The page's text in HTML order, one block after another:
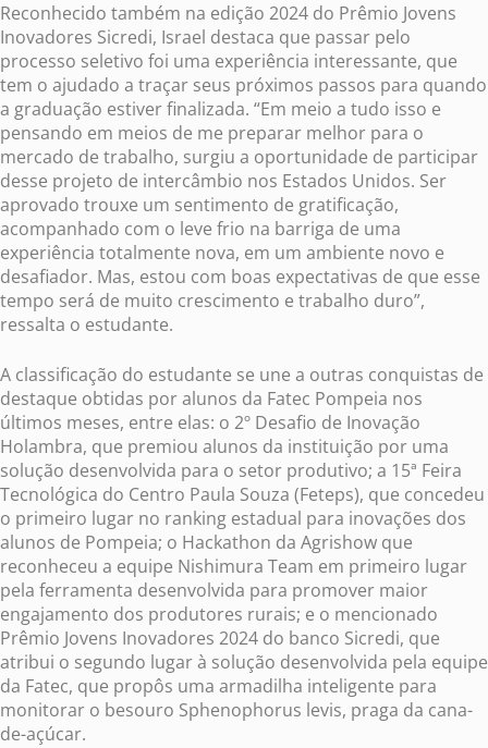
Reconhecido também na edição 2024 do Prêmio Jovens
Inovadores Sicredi, Israel destaca que passar pelo
processo seletivo foi uma experiência interessante, que
tem o ajudado a traçar seus próximos passos para quando
a graduação estiver finalizada. “Em meio a tudo isso e
pensando em meios de me preparar melhor para o
mercado de trabalho, surgiu a oportunidade de participar
desse projeto de intercâmbio nos Estados Unidos. Ser
aprovado trouxe um sentimento de gratificação,
acompanhado com o leve frio na barriga de uma
experiência totalmente nova, em um ambiente novo e
desafiador. Mas, estou com boas expectativas de que esse
tempo será de muito crescimento e trabalho duro”,
ressalta o estudante.
A classificação do estudante se une a outras conquistas de
destaque obtidas por alunos da Fatec Pompeia nos
últimos meses, entre elas: o 2º Desafio de Inovação
Holambra, que premiou alunos da instituição por uma
solução desenvolvida para o setor produtivo; a 15ª Feira
Tecnológica do Centro Paula Souza (Feteps), que concedeu
o primeiro lugar no ranking estadual para inovações dos
alunos de Pompeia; o Hackathon da Agrishow que
reconheceu a equipe Nishimura Team em primeiro lugar
pela ferramenta desenvolvida para promover maior
engajamento dos produtores rurais; e o mencionado
Prêmio Jovens Inovadores 2024 do banco Sicredi, que
atribui o segundo lugar à solução desenvolvida pela equipe
da Fatec, que propôs uma armadilha inteligente para
monitorar o besouro Sphenophorus levis, praga da cana-
de-açúcar.